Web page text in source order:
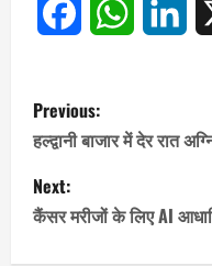
Facebook
P
o
s
t
Previous:
हल्द्वानी बाजार में देर रात
Next:
कैंसर मरीजों के लिए AI